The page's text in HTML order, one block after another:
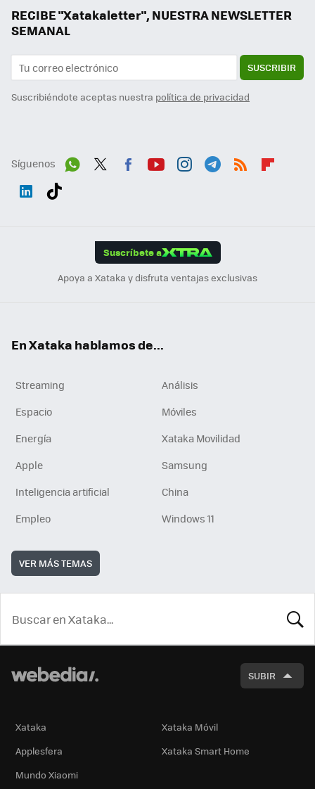
RECIBE "Xatakaletter", NUESTRA NEWSLETTER
SEMANAL
SUSCRIBIR
Suscribiéndote aceptas nuestra política de privacidad
Síguenos
Suscríbete a
Apoya a Xataka y disfruta ventajas exclusivas
En Xataka hablamos de...
Streaming
Análisis
Espacio
Móviles
Energía
Xataka Movilidad
Apple
Samsung
Inteligencia artificial
China
Empleo
Windows 11
VER MÁS TEMAS
SUBIR
Xataka
Xataka Móvil
Applesfera
Xataka Smart Home
Mundo Xiaomi